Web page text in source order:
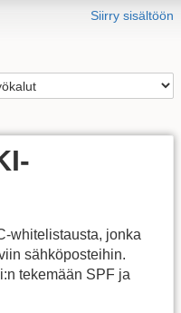
Siirry sisältöön
whitelistausta, jonka
sähköposteihin.
tekemään SPF ja